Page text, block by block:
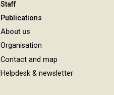
Staff
Publications
About us
Organisation
Contact and map
Helpdesk & newsletter